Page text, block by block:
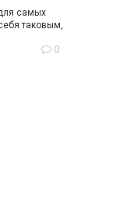
самых
таковым,
0